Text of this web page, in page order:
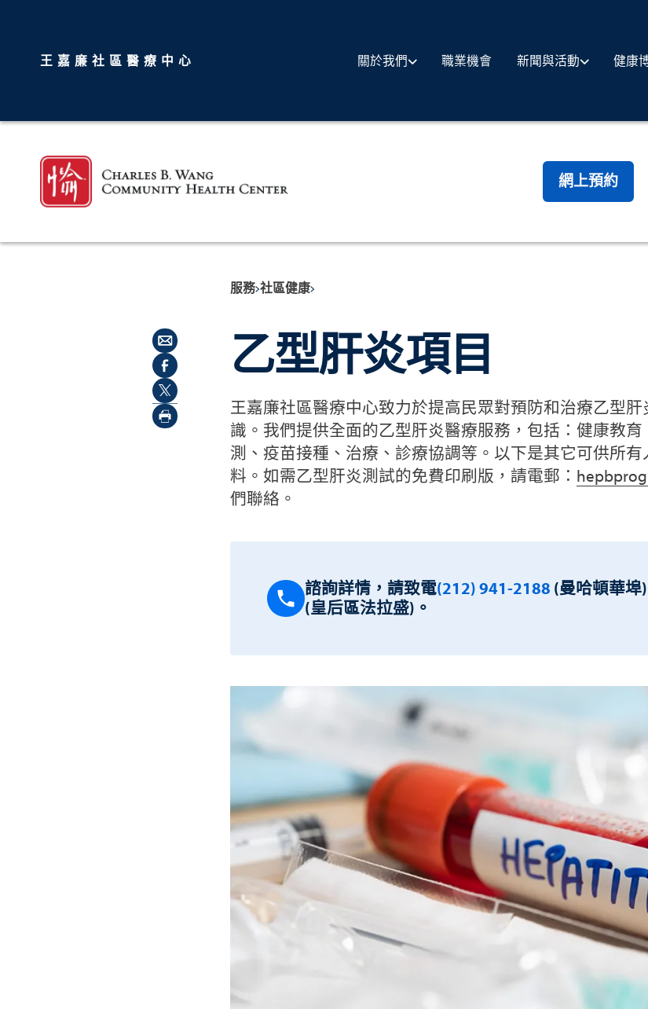
王嘉廉社區醫療中心 關於我們 職業機會 新聞與活動 健康
網上預約
服務 社區健康
乙型肝炎項目
王嘉廉社區醫療中心致力於提高民眾對預防和治療乙型
識。我們提供全面的乙型肝炎醫療服務，包括：健康教
測、疫苗接種、治療、診療協調等。以下是其它可供所
料。如需乙型肝炎測試的免費印刷版，請電郵：
們聯絡。
諮詢詳情，請致電(212) 941-2188 (曼哈頓華埠
(皇后區法拉盛)。